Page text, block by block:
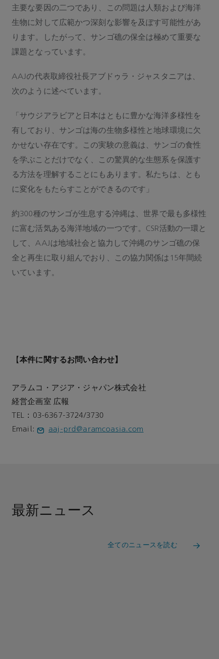
主要な要因の二つであり、この問題は人類および海洋
生物に対して広範かつ深刻な影響を及ぼす可能性があ
ります。したがって、サンゴ礁の保全は極めて重要な
課題となっています。
AAJの代表取締役社長アブドゥラ・ジャスタニアは、
次のように述べています。
「サウジアラビアと日本はともに豊かな海洋多様性を
有しており、サンゴは海の生物多様性と地球環境に欠
かせない存在です。この実験の意義は、サンゴの食性
を学ぶことだけでなく、この驚異的な生態系を保護す
る方法を理解することにもあります。私たちは、とも
に変化をもたらすことができるのです」
約300種のサンゴが生息する沖縄は、世界で最も多様性
に富む活気ある海洋地域の一つです。CSR活動の一環と
して、AAJは地域社会と協力して沖縄のサンゴ礁の保
全と再生に取り組んでおり、この協力関係は15年間続
いています。
【本件に関するお問い合わせ】
アラムコ・アジア・ジャパン株式会社
経営企画室 広報
TEL：03-6367-3724/3730
Email:
aaj-prd@aramcoasia.com
最新ニュース
全てのニュースを読む